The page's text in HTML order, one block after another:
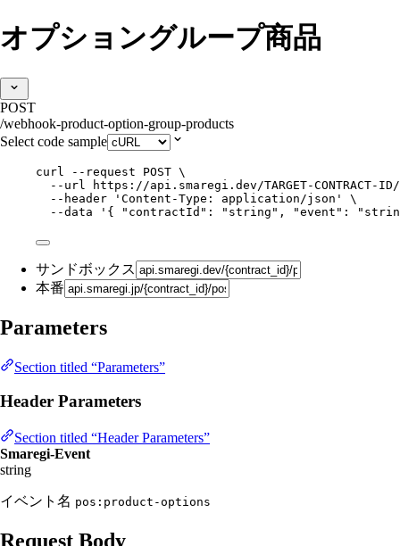
オプショングループ商品
POST
/webhook-product-option-group-products
Select code sample
curl --request POST \
--url
https://api.smaregi.dev/TARGET-
--header
' Content-Type: application/json '
\
--data
' { "contractId": "string", "event":
サンドボックス
本番
Parameters
Section titled “Parameters”
Header Parameters
Section titled “Header Parameters”
Smaregi-Event
string
イベント名 pos:product-options
Request Body